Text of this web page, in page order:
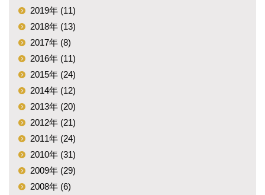
2019年 (11)
2018年 (13)
2017年 (8)
2016年 (11)
2015年 (24)
2014年 (12)
2013年 (20)
2012年 (21)
2011年 (24)
2010年 (31)
2009年 (29)
2008年 (6)